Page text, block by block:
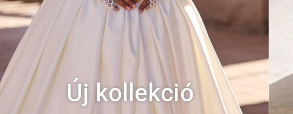
Új kollekció